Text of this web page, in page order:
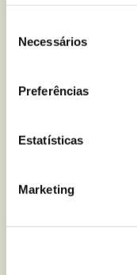
Necessários
Preferências
Estatísticas
Marketing